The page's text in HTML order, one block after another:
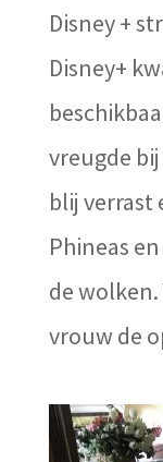
Disney +
Disney+
vreugde
blij verrast
Phineas
de
vrouw de